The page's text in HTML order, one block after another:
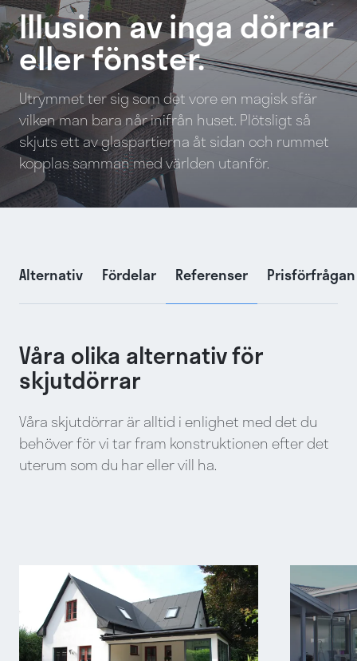
Illusion av inga dörrar
eller fönster.
Utrymmet ter sig som det vore en magisk sfär
vilken man bara når inifrån huset. Plötsligt så
skjuts ett av glaspartierna åt sidan och rummet
kopplas samman med världen utanför.
Alternativ Fördelar Referenser Prisförfrågan
Våra olika alternativ för
skjutdörrar
Våra skjutdörrar är alltid i enlighet med det du
behöver för vi tar fram konstruktionen efter det
uterum som du har eller vill ha.